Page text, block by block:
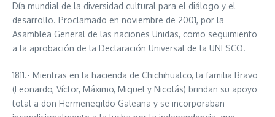
Día mundial de la diversidad cultural para el diálogo y el
desarrollo. Proclamado en noviembre de 2001, por la
Asamblea General de las naciones Unidas, como seguimiento
a la aprobación de la Declaración Universal de la UNESCO.
1811.- Mientras en la hacienda de Chichihualco, la familia Bravo
(Leonardo, Víctor, Máximo, Miguel y Nicolás) brindan su apoyo
total a don Hermenegildo Galeana y se incorporaban